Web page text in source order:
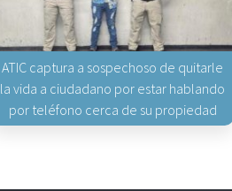
ATIC captura a sospechoso de quitarle
la vida a ciudadano por estar hablando
por teléfono cerca de su propiedad